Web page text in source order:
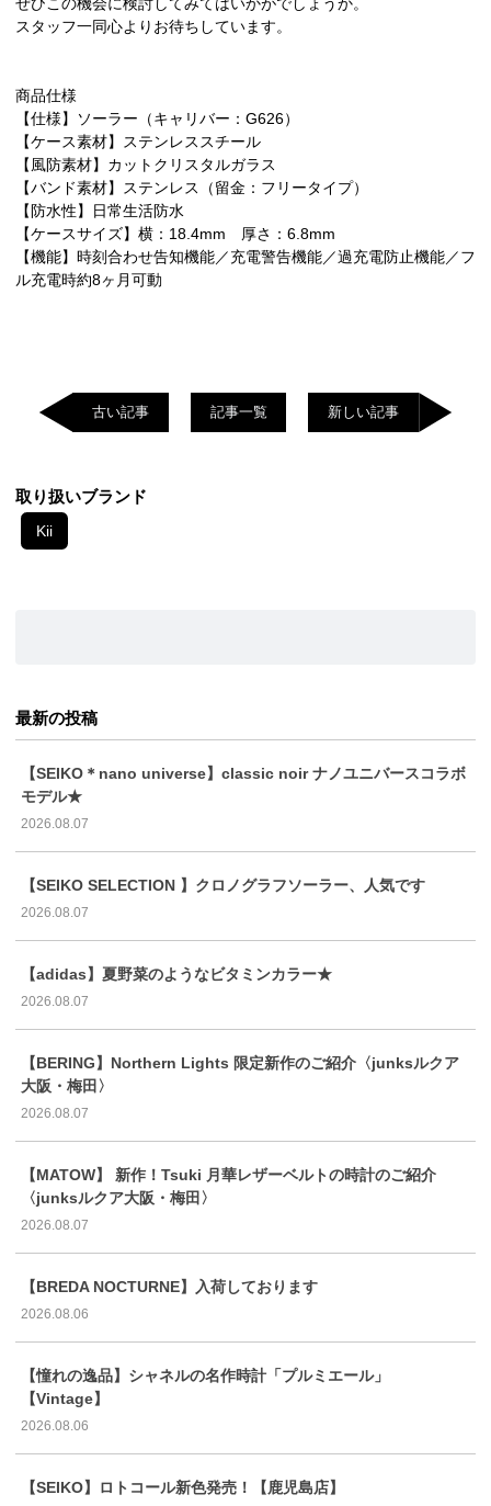
スタッフ一同心よりお待ちしています。
商品仕様
【仕様】ソーラー（キャリバー：G626）
【ケース素材】ステンレススチール
【風防素材】カットクリスタルガラス
【バンド素材】ステンレス（留金：フリータイプ）
【防水性】日常生活防水
【ケースサイズ】横：18.4mm 厚さ：6.8mm
【機能】時刻合わせ告知機能／充電警告機能／過充電防止機能／フ
ル充電時約8ヶ月可動
古い記事 記事一覧 新しい記事
取り扱いブランド
Kii
最新の投稿
【SEIKO＊nano universe】classic noir ナノユニバースコラボ
モデル★
2026.08.07
【SEIKO SELECTION 】クロノグラフソーラー、人気です
2026.08.07
【adidas】夏野菜のようなビタミンカラー★
2026.08.07
【BERING】Northern Lights 限定新作のご紹介〈junksルクア
大阪・梅田〉
2026.08.07
【MATOW】 新作！Tsuki 月華レザーベルトの時計のご紹介
〈junksルクア大阪・梅田〉
2026.08.07
【BREDA NOCTURNE】入荷しております
2026.08.06
【憧れの逸品】シャネルの名作時計「プルミエール」
【Vintage】
2026.08.06
【SEIKO】ロトコール新色発売！【鹿児島店】